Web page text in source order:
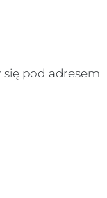
się pod adresem